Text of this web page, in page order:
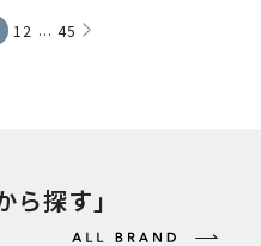
12 ... 45
ら探す」